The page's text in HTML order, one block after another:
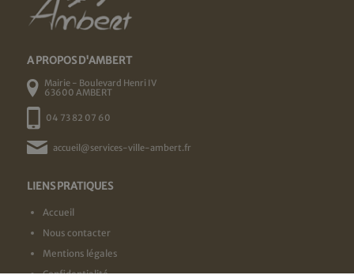
A PROPOS D'AMBERT
Mairie - Boulevard Henri IV
63600 AMBERT
04 73 82 07 60
accueil@services-ville-ambert.fr
LIENS PRATIQUES
Accueil
Nous contacter
Mentions légales